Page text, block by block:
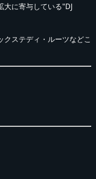
大に寄与している"DJ
クステディ・ルーツなどこ